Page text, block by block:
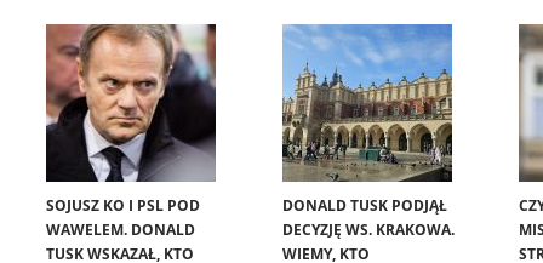
SOJUSZ KO I PSL POD
WAWELEM. DONALD
TUSK WSKAZAŁ, KTO
DONALD TUSK PODJĄŁ
DECYZJĘ WS. KRAKOWA.
WIEMY, KTO